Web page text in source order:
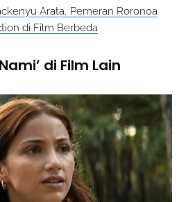
Arata, Pemeran Roronoa
di Film Berbeda
di Film Lain